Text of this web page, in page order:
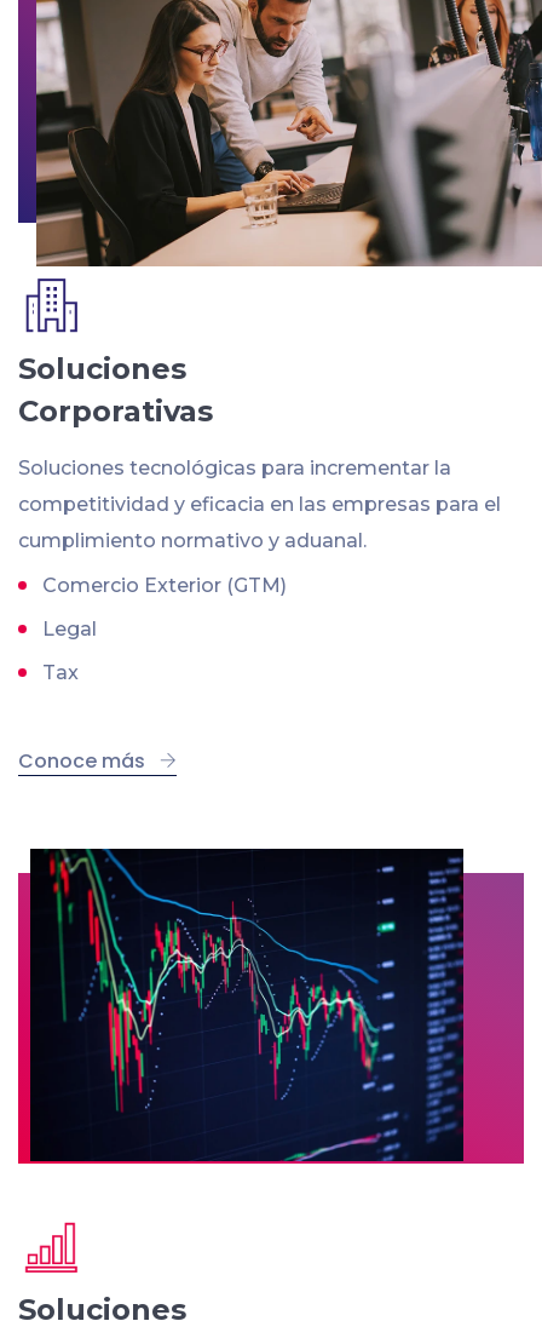
Soluciones
Corporativas
Soluciones tecnológicas para incrementar la
competitividad y eficacia en las empresas para el
cumplimiento normativo y aduanal.
Comercio Exterior (GTM)
Legal
Tax
Conoce más
Soluciones